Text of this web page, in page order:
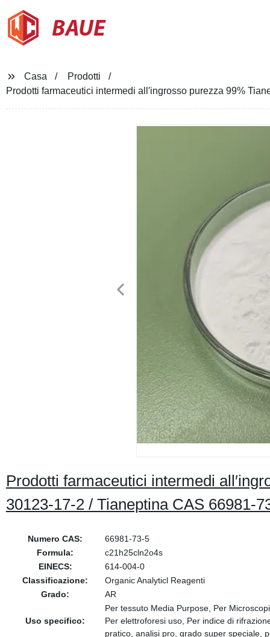
BAUE
Casa
Prodotti
Prodotti farmaceutici intermedi all′ingrosso purezza 99%
Prodotti farmaceutici intermedi
30123-17-2 / Tianeptina CAS 66981-
Numero CAS:
66981-73-5
Formula:
c21h25cln2o4s
EINECS:
614-004-0
Classificazione:
Organic Analyticl Reagenti
Grado:
AR
Uso specifico:
Per tessuto Media Purpose, Per
Per elettroforesi uso, Per indice di
pratico, analisi pro, grado super speciale,